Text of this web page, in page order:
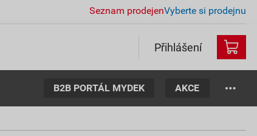
Seznam prodejenVyberte si prodejnu
Přihlášení
B2B PORTÁL MYDEK AKCE